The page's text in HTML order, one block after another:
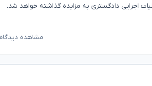
اجرایی دادگستری به مزایده گذاشته خواهد شد.
مشاهده